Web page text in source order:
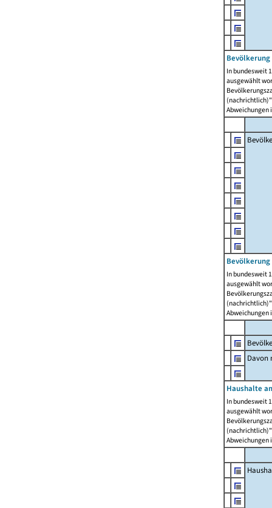
In bundesweit
ausgewählt
Abweichungen
In bundesweit
ausgewählt
Abweichungen
Davon
Haushalte
In bundesweit
ausgewählt
Abweichungen